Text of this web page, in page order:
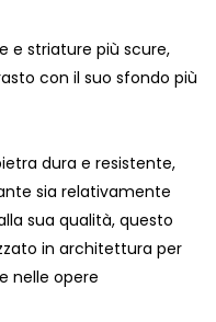
e striature più scure,
con il suo sfondo più
dura e resistente,
sia relativamente
sua qualità, questo
in architettura per
nelle opere